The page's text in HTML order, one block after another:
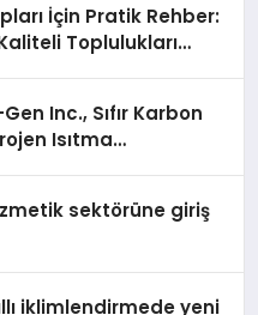
İçin Pratik Rehber:
Toplulukları
Inc., Sıfır Karbon
Isıtma
sektörüne giriş
iklimlendirmede yeni